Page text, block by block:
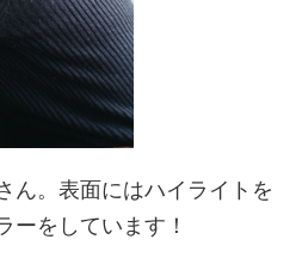
ん。表面にはハイライトを
ーをしています！